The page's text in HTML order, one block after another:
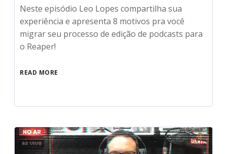
Neste episódio Leo Lopes compartilha sua
experiência e apresenta 8 motivos pra você
migrar seu processo de edição de podcasts para
o Reaper!
READ MORE